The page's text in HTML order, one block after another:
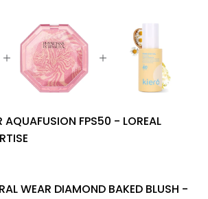
AQUAFUSION FPS50 - LOREAL
WEAR DIAMOND BAKED BLUSH -